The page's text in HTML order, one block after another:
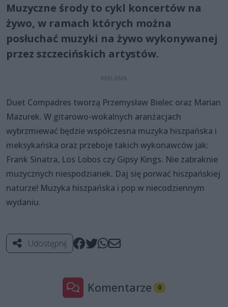
Muzyczne środy to cykl koncertów na
żywo, w ramach których można
posłuchać muzyki na żywo wykonywanej
przez szczecińskich artystów.
Duet Compadres tworzą Przemysław Bielec oraz Marian
Mazurek. W gitarowo-wokalnych aranżacjach
wybrzmiewać będzie współczesna muzyka hiszpańska i
meksykańska oraz przeboje takich wykonawców jak:
Frank Sinatra, Los Lobos czy Gipsy Kings. Nie zabraknie
muzycznych niespodzianek. Daj się porwać hiszpańskiej
naturze! Muzyka hiszpańska i pop w niecodziennym
wydaniu.
Udostępnij
Komentarze 0